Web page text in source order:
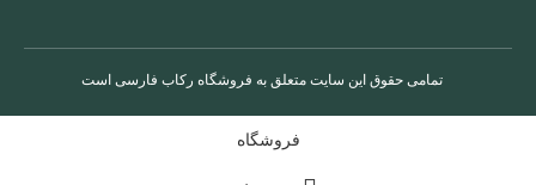
تمامی حقوق این سایت متعلق به فروشگاه رکاب فارسی است
فروشگاه